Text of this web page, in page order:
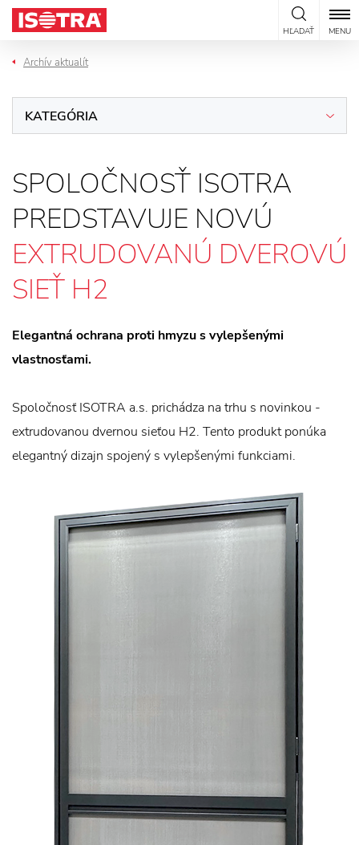
Preskočiť na obsah
HĽADAŤ MENU
Archív aktualít
KATEGÓRIA
SPOLOČNOSŤ ISOTRA
PREDSTAVUJE NOVÚ
EXTRUDOVANÚ DVEROVÚ
SIEŤ H2
Elegantná ochrana proti hmyzu s vylepšenými
vlastnosťami.
Spoločnosť ISOTRA a.s. prichádza na trhu s novinkou -
extrudovanou dvernou sieťou H2. Tento produkt ponúka
elegantný dizajn spojený s vylepšenými funkciami.